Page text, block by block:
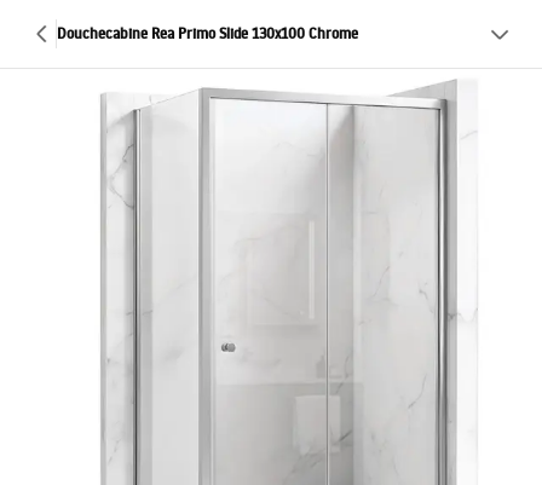
Douchecabine Rea Primo Slide 130x100 Chrome